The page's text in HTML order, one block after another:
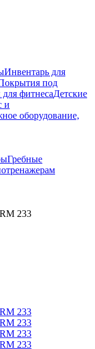
Инвентарь для
под
фитнесаДетские
и
оборудование,
Гребные
233